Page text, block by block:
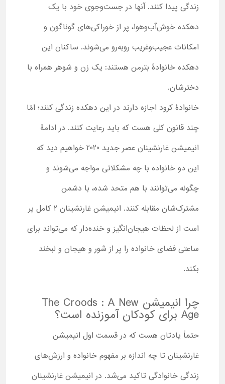
زندگی پیدا کنند. آنها در جست‌وجوی خود با یک
دهکده خوش‌آب‌وهوا، پر از خوراکی‌های گوناگون و
امکانات عجیب‌وغریب روبه‌رو می‌شوند. ساکنان این
دهکده خانوادۀ بترمن هستند: یک زن و شوهر همراه با
دخترشان.
خانوادۀ کرود اجازه دارند در این دهکده زندگی کنند؛ امّا
چند قانون کلی هست که باید رعایت کنند. در ادامۀ
انیمیشن غارنشینان عصر جدید 2020 خواهیم دید که
این دو خانواده با چه مشکلاتی مواجه می‌شوند و
چگونه می‌توانند با هم متحد شده، با دشمن
مشترک‌شان مقابله کنند. انیمیشن غارنشینان 2 کامل پر
است از لحظات هیجان‌انگیز و خنده‌دار که می‌تواند برای
ساعتی فضای خانواده را پر از شور و هیجان و لبخند
بکند.
چرا انیمیشن The Croods : A New
Age برای کودکان آموزنده است؟
حتماً یادتان هست که در قسمت اول انیمیشن
غارنشینان تا چه اندازه بر مفهوم خانواده و ارزش‌های
زندگی خانوادگی تاکید می‌شد. در انیمیشن غارنشینان